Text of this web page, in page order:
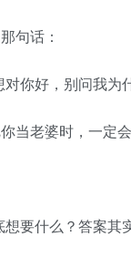
句话：
好，别问我为什
老婆时，一定会
什么？答案其实